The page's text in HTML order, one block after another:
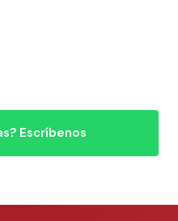
Escríbenos